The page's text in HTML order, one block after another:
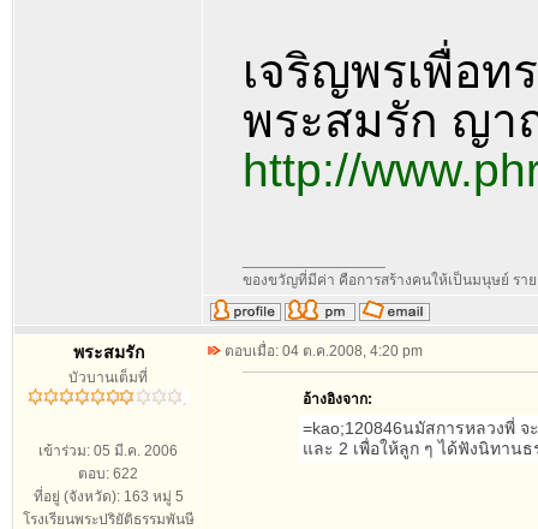
เจริญพรเพื่อท
พระสมรัก ญา
http://
ของขวัญที่มีค่า คือการสร้างคนให้เป็นมนุษย์ รา
พระสมรัก
บัวบานเต็มที่
เข้าร่วม: 05 มี.ค. 2006
ตอบ: 622
ที่อยู่ (จังหวัด): 163 หมู่ 5
โรงเรียนพระปริยัติธรรมพันษี
ตอบเมื่อ: 04 ต.ค.2008, 4:20 pm
อ้างอิงจาก:
=kao;120846นมัสการหลวงพี่
และ 2 เพื่อให้ลูก ๆ ได้ฟังนิทาน